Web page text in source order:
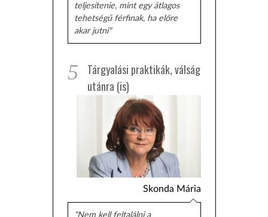
teljesítenie, mint egy átlagos
tehetségű férfinak, ha előre
akar jutni"
5
Tárgyalási praktikák, válság
utánra (is)
Skonda Mária
"Nem kell feltalálni a